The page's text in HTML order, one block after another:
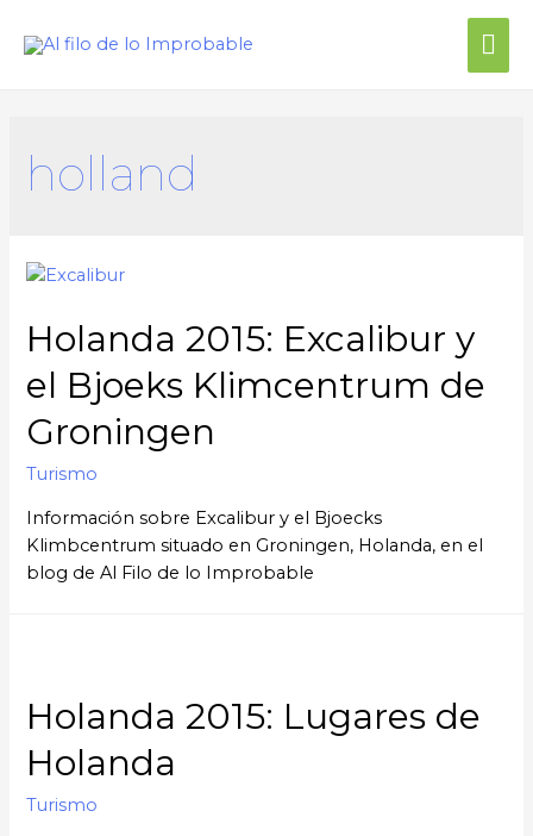
holland
Holanda 2015: Excalibur y
el Bjoeks Klimcentrum de
Groningen
Turismo
Información sobre Excalibur y el Bjoecks
Klimbcentrum situado en Groningen, Holanda, en el
blog de Al Filo de lo Improbable
Holanda 2015: Lugares de
Holanda
Turismo